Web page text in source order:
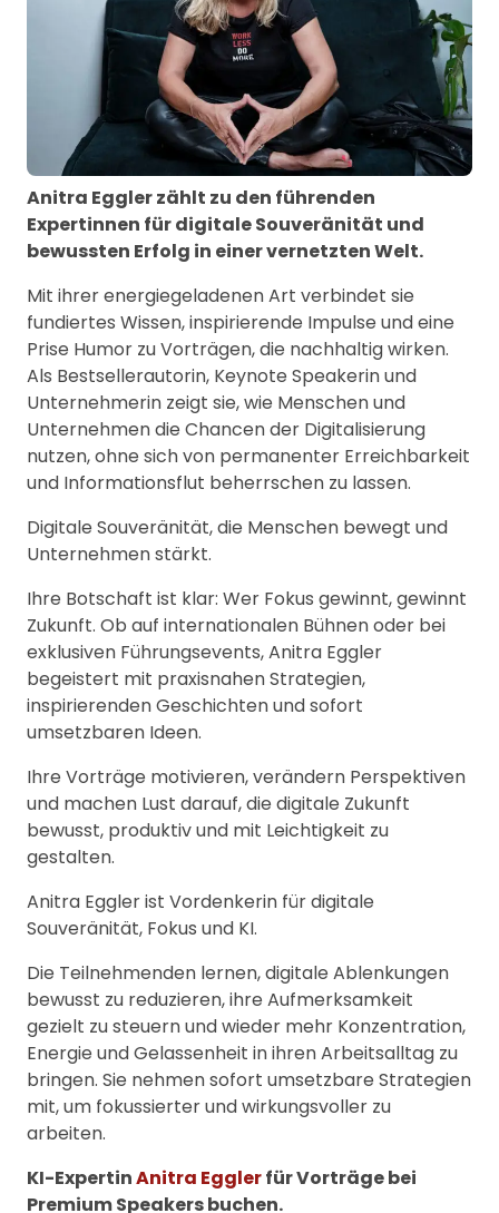
Anitra Eggler zählt zu den führenden
Expertinnen für digitale Souveränität und
bewussten Erfolg in einer vernetzten Welt.
Mit ihrer energiegeladenen Art verbindet sie
fundiertes Wissen, inspirierende Impulse und eine
Prise Humor zu Vorträgen, die nachhaltig wirken.
Als Bestsellerautorin, Keynote Speakerin und
Unternehmerin zeigt sie, wie Menschen und
Unternehmen die Chancen der Digitalisierung
nutzen, ohne sich von permanenter Erreichbarkeit
und Informationsflut beherrschen zu lassen.
Digitale Souveränität, die Menschen bewegt und
Unternehmen stärkt.
Ihre Botschaft ist klar: Wer Fokus gewinnt, gewinnt
Zukunft. Ob auf internationalen Bühnen oder bei
exklusiven Führungsevents, Anitra Eggler
begeistert mit praxisnahen Strategien,
inspirierenden Geschichten und sofort
umsetzbaren Ideen.
Ihre Vorträge motivieren, verändern Perspektiven
und machen Lust darauf, die digitale Zukunft
bewusst, produktiv und mit Leichtigkeit zu
gestalten.
Anitra Eggler ist Vordenkerin für digitale
Souveränität, Fokus und KI.
Die Teilnehmenden lernen, digitale Ablenkungen
bewusst zu reduzieren, ihre Aufmerksamkeit
gezielt zu steuern und wieder mehr Konzentration,
Energie und Gelassenheit in ihren Arbeitsalltag zu
bringen. Sie nehmen sofort umsetzbare Strategien
mit, um fokussierter und wirkungsvoller zu
arbeiten.
KI-ExpertinAnitra Egglerfür Vorträge bei
Premium Speakers buchen.